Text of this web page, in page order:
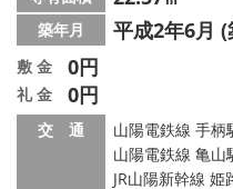
築年月 平成2年6月
敷 金 0円
礼 金 0円
交 通
山陽電鉄線 手柄
山陽電鉄線 亀山
JR山陽新幹線